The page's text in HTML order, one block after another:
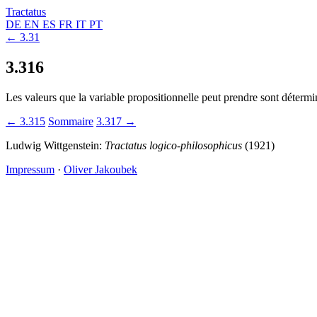
Tractatus
DE EN ES FR IT PT
← 3.31
3.316
Les valeurs que la variable propositionnelle peut prendre sont
← 3.315 Sommaire 3.317 →
Ludwig Wittgenstein: Tractatus logico-philosophicus (1921)
Impressum · Oliver Jakoubek